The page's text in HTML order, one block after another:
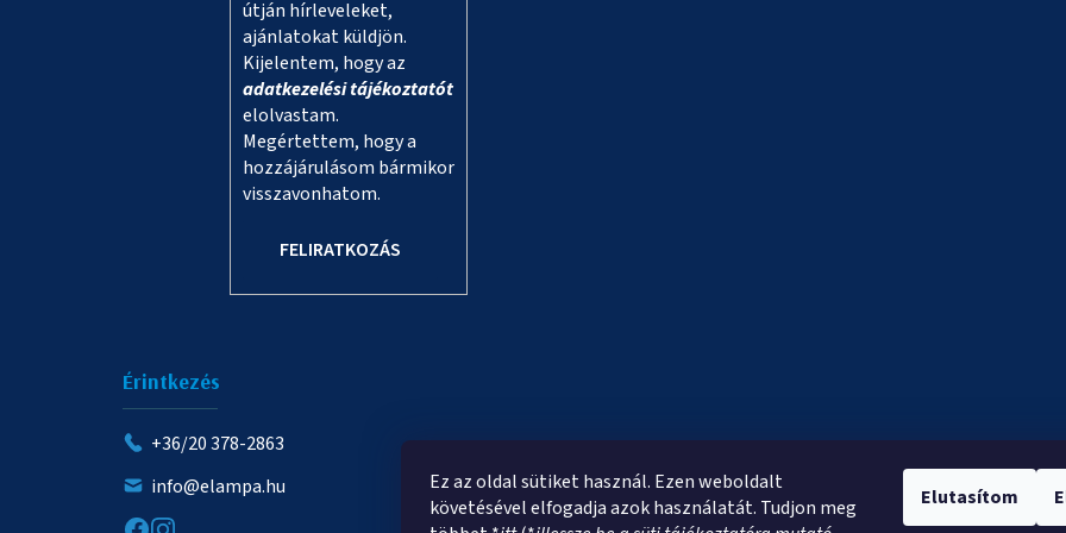
Ez az oldal sütiket használ. Ezen weboldalt
követésével elfogadja azok használatát. Tudjon meg
Elutasítom
útján hírleveleket,
ajánlatokat küldjön.
Kijelentem, hogy az
adatkezelési tájékoztatót
elolvastam.
Megértettem, hogy a
hozzájárulásom bármikor
visszavonhatom.
FELIRATKOZÁS
Érintkezés
+36/20 378-2863
info@elampa.hu